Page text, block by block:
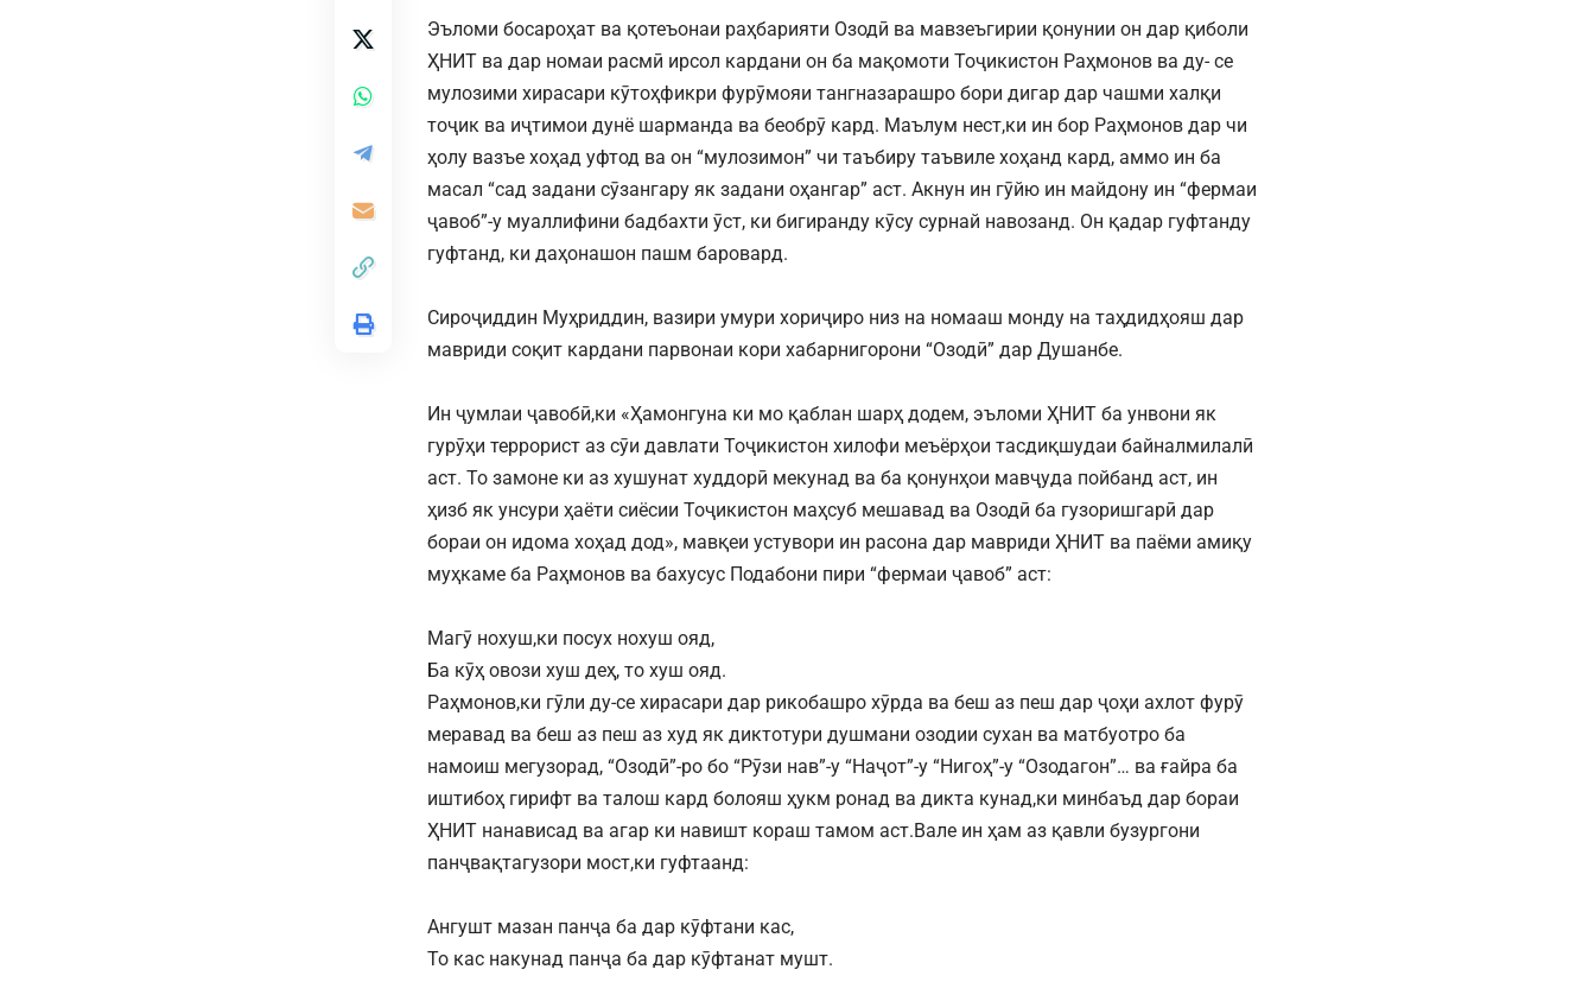
Эъломи босароҳат ва қотеъонаи раҳбарияти Озодӣ ва мавзеъгирии қонунии он дар қиболи
ҲНИТ ва дар номаи расмӣ ирсол кардани он ба мақомоти Тоҷикистон Раҳмонов ва ду- се
мулозими хирасари кӯтоҳфикри фурӯмояи тангназарашро бори дигар дар чашми халқи
тоҷик ва иҷтимои дунё шарманда ва беобрӯ кард. Маълум нест,ки ин бор Раҳмонов дар чи
ҳолу вазъе хоҳад уфтод ва он “мулозимон” чи таъбиру таъвиле хоҳанд кард, аммо ин ба
масал “сад задани сӯзангару як задани оҳангар” аст. Акнун ин гӯйю ин майдону ин “фермаи
ҷавоб”-у муаллифини бадбахти ӯст, ки бигиранду кӯсу сурнай навозанд. Он қадар гуфтанду
гуфтанд, ки даҳонашон пашм баровард.
Сироҷиддин Муҳриддин, вазири умури хориҷиро низ на номааш монду на таҳдидҳояш дар
мавриди соқит кардани парвонаи кори хабарнигорони “Озодӣ” дар Душанбе.
Ин ҷумлаи ҷавобӣ,ки «Ҳамонгуна ки мо қаблан шарҳ додем, эъломи ҲНИТ ба унвони як
гурӯҳи террорист аз сӯи давлати Тоҷикистон хилофи меъёрҳои тасдиқшудаи байналмилалӣ
аст. То замоне ки аз хушунат худдорӣ мекунад ва ба қонунҳои мавҷуда пойбанд аст, ин
ҳизб як унсури ҳаёти сиёсии Тоҷикистон маҳсуб мешавад ва Озодӣ ба гузоришгарӣ дар
бораи он идома хоҳад дод», мавқеи устувори ин расона дар мавриди ҲНИТ ва паёми амиқу
муҳкаме ба Раҳмонов ва бахусус Подабони пири “фермаи ҷавоб” аст:
Магӯ нохуш,ки посух нохуш ояд,
Ба кӯҳ овози хуш деҳ, то хуш ояд.
Раҳмонов,ки гӯли ду-се хирасари дар рикобашро хӯрда ва беш аз пеш дар ҷоҳи ахлот фурӯ
меравад ва беш аз пеш аз худ як диктотури душмани озодии сухан ва матбуотро ба
намоиш мегузорад, “Озодӣ”-ро бо “Рӯзи нав”-у “Наҷот”-у “Нигоҳ”-у “Озодагон”… ва ғайра ба
иштибоҳ гирифт ва талош кард болояш ҳукм ронад ва дикта кунад,ки минбаъд дар бораи
ҲНИТ нанависад ва агар ки навишт кораш тамом аст.Вале ин ҳам аз қавли бузургони
панҷвақтагузори мост,ки гуфтаанд:
Ангушт мазан панҷа ба дар кӯфтани кас,
То кас накунад панҷа ба дар кӯфтанат мушт.